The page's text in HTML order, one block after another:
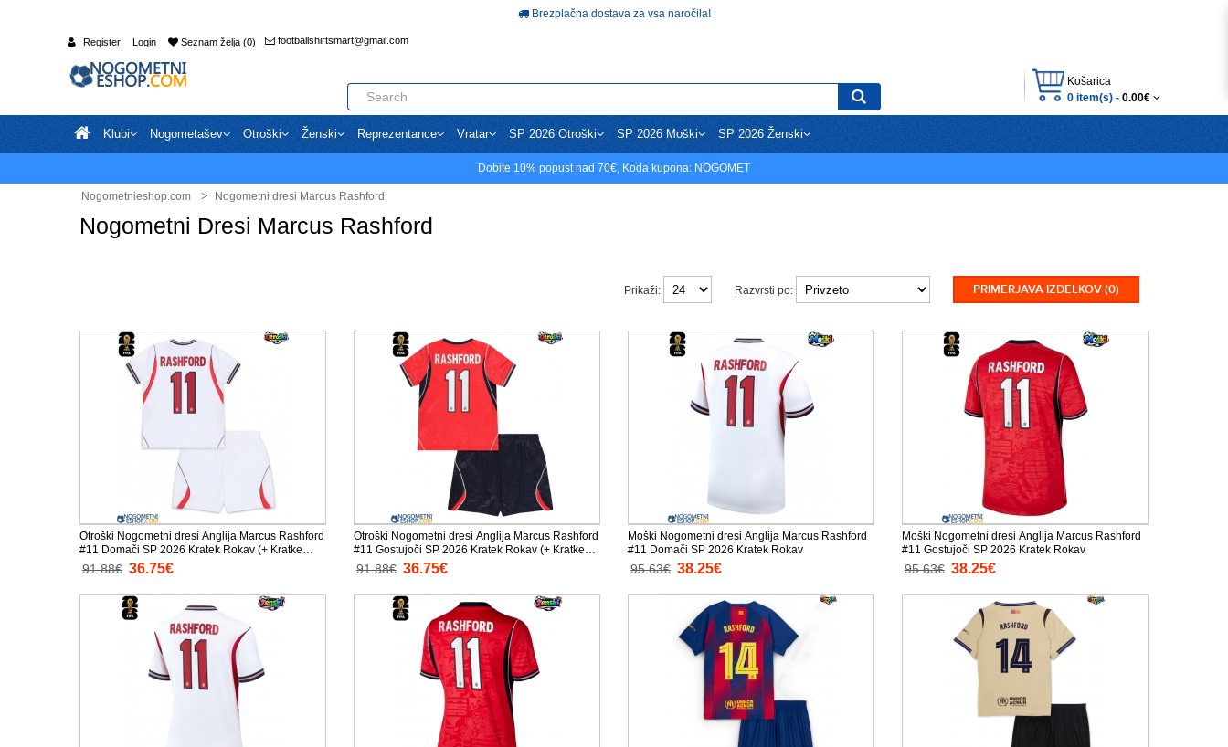
Brezplačna dostava za vsa naročila!
Register Login Seznam želja (0) footballshirtsmart@gmail.com
Košarica
0 item(s) - 0.00€
Klubi Nogometašev Otroški Ženski Reprezentance Vratar SP 2026 Otroški SP 2026 Moški SP 2026 Ženski
Dobite 10% popust nad 70€, Koda kupona: NOGOMET
Nogometnieshop.com Nogometni dresi Marcus Rashford
Nogometni Dresi Marcus Rashford
PRIMERJAVA IZDELKOV (0)
Razvrsti po:
Prikaži:
Otroški Nogometni dresi Anglija Marcus Rashford
#11 Domači SP 2026 Kratek Rokav (+ Kratke
hlače)
91.88€ 36.75€
Otroški Nogometni dresi Anglija Marcus Rashford
#11 Gostujoči SP 2026 Kratek Rokav (+ Kratke
hlače)
91.88€ 36.75€
Moški Nogometni dresi Anglija Marcus Rashford
#11 Domači SP 2026 Kratek Rokav
95.63€ 38.25€
Moški Nogometni dresi Anglija Marcus Rashford
#11 Gostujoči SP 2026 Kratek Rokav
95.63€ 38.25€